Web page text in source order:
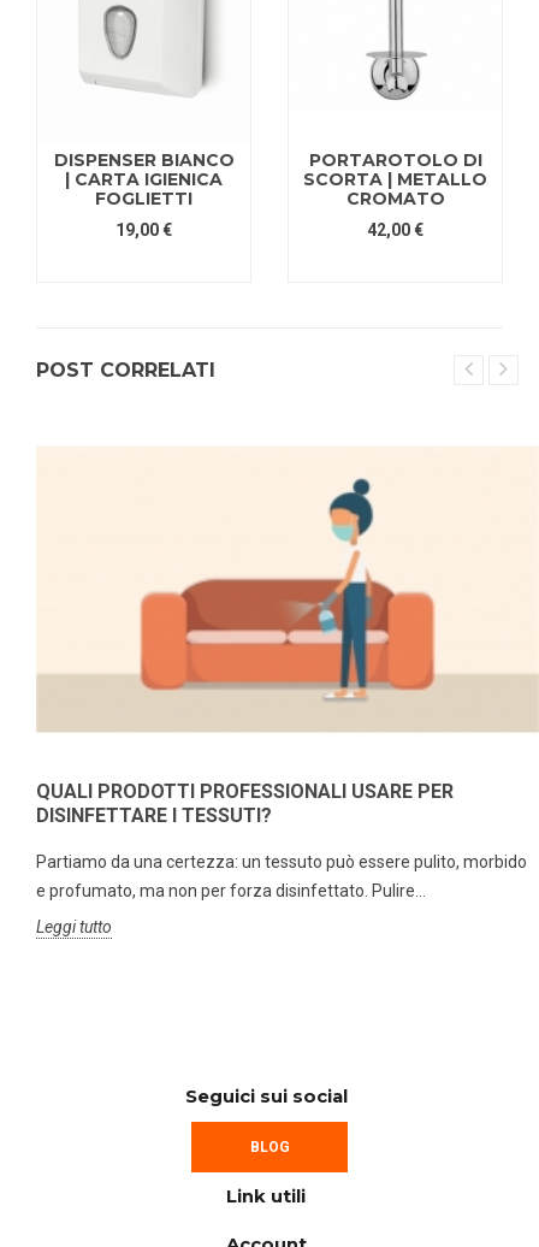
DISPENSER BIANCO
| CARTA IGIENICA
FOGLIETTI
19,00 €
PORTAROTOLO DI
SCORTA | METALLO
CROMATO
42,00 €
POST CORRELATI
QUALI PRODOTTI PROFESSIONALI USARE PER
DISINFETTARE I TESSUTI?
Partiamo da una certezza: un tessuto può essere pulito, morbido
e profumato, ma non per forza disinfettato. Pulire...
Leggi tutto
Seguici sui social
BLOG
Link utili